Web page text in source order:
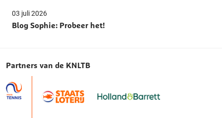
03 juli 2026
Blog Sophie: Probeer het!
Partners van de KNLTB